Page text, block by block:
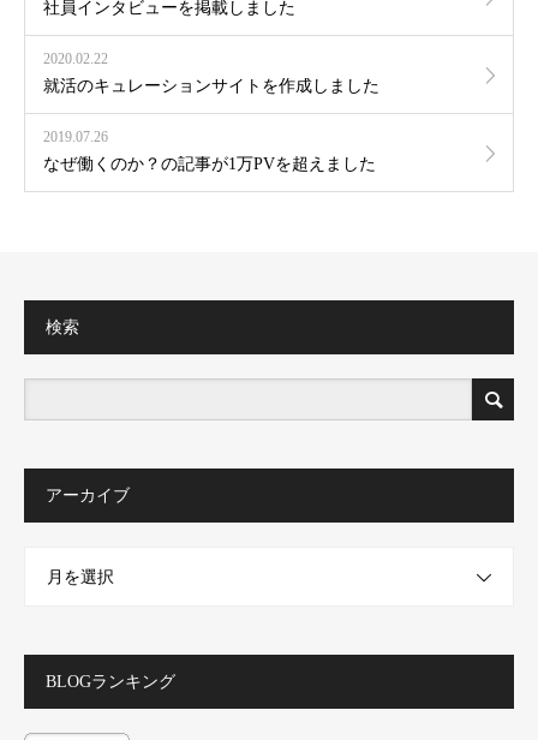
社員インタビューを掲載しました
2020.02.22
就活のキュレーションサイトを作成しました
2019.07.26
なぜ働くのか？の記事が1万PVを超えました
検索
アーカイブ
月を選択
BLOGランキング